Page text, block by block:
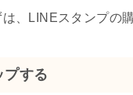
、LINEスタンプの
プする